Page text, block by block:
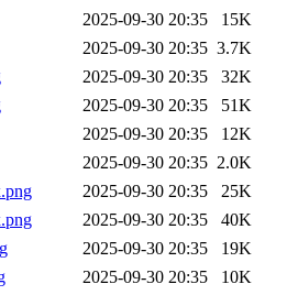
2025-09-30 20:35
15K
2025-09-30 20:35 3.7K
2025-09-30 20:35
32K
2025-09-30 20:35
51K
2025-09-30 20:35
12K
2025-09-30 20:35 2.0K
2025-09-30 20:35
25K
2025-09-30 20:35
40K
2025-09-30 20:35
19K
2025-09-30 20:35
10K